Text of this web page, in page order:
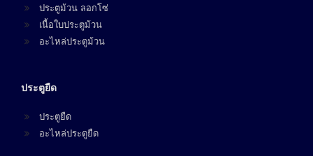
ประตูม้วน ลอกโซ่
เนื้อใบประตูม้วน
อะไหล่ประตูม้วน
ประตูยืด
ประตูยืด
อะไหล่ประตูยืด